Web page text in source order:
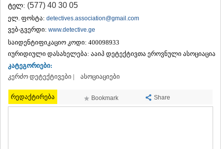
ᲗᲔᲠᲯᲝᲚᲐ
ᲡᲐᲛᲢᲠᲔᲓᲘᲐ
ᲡᲐᲩᲮᲔᲠᲔ
ᲢᲧᲘᲑᲣᲚᲘ
ᲥᲣᲗᲐᲘᲡᲘ
ᲬᲧᲐᲚᲢᲣᲑᲝ
ᲭᲘᲐᲗᲣᲠᲐ
ᲮᲐᲠᲐᲒᲐᲣᲚᲘ
ᲙᲐᲮᲔᲗᲘ
ᲐᲮᲛᲔᲢᲐ
ტელ: (577) 40 30 05
ელ. ფოსტა: detectives.association@gmail.com
ვებ-გვერდი: www.detective.ge
საიდენტიფიკაციო კოდი: 400098933
იურიდიული დასახელება: ააიპ დეტექტივთა ეროვნული ასოციაცია
კატეგორიები:
კერძო დეტექტივები | ასოციაციები
რედაქტირება Bookmark Share